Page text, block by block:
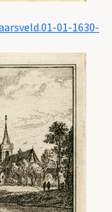
01-1630-